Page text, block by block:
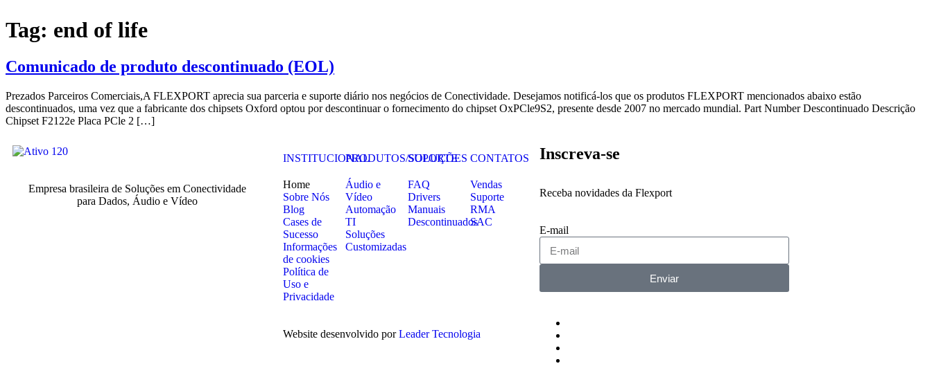
Tag: end of life
Comunicado de produto descontinuado (EOL)
Prezados Parceiros Comerciais,A FLEXPORT aprecia sua parceria e suporte diário nos negócios de Conectividade. Desejamos notificá-los que os produtos FLEXPORT mencionados abaixo estão
descontinuados, uma vez que a fabricante dos chipsets Oxford optou por descontinuar o fornecimento do chipset OxPCle9S2, presente desde 2007 no mercado mundial. Part Number Descontinuado Descrição
Chipset F2122e Placa PCle 2 […]
Empresa brasileira de Soluções em Conectividade
para Dados, Áudio e Vídeo
INSTITUCIONAL
Home
Sobre Nós
Blog
Cases de
Sucesso
Informações
de cookies
Política de
Uso e
Privacidade
PRODUTOS/SOLUÇÕES
Áudio e
Vídeo
Automação
TI
Soluções
Customizadas
SUPORTE
FAQ
Drivers
Manuais
Descontinuados
CONTATOS
Vendas
Suporte
RMA
SAC
Website desenvolvido porLeader Tecnologia
Inscreva-se
Receba novidades da Flexport
E-mail
Enviar